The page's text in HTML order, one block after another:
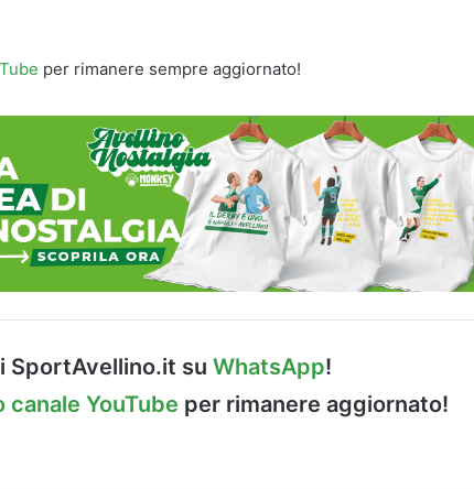
per rimanere sempre aggiornato!
SportAvellino.it su WhatsApp!
canale YouTube per rimanere aggiornato!